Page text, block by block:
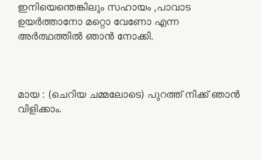
ഇനിയെന്തെങ്കിലും സഹായം ,പാവാട
ഉയർത്താനോ മറ്റൊ വേണോ എന്ന
അർത്ഥത്തിൽ ഞാൻ നോക്കി.
മായ : (ചെറിയ ചമ്മലോടെ) പുറത്ത് നിക്ക് ഞാൻ
വിളിക്കാം.